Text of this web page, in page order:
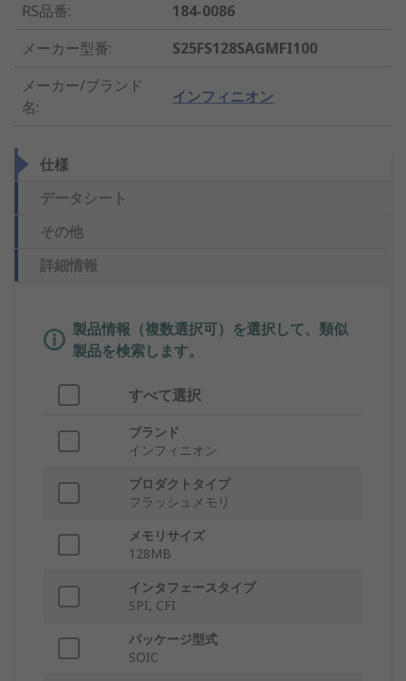
RS品番:
184-0086
メーカー型番:
S25FS128SAGMFI100
メーカー/ブランド
名:
インフィニオン
仕様
データシート
その他
詳細情報
製品情報（複数選択可）を選択して、類似
製品を検索します。
すべて選択
ブランド
インフィニオン
プロダクトタイプ
フラッシュメモリ
メモリサイズ
128MB
インタフェースタイプ
SPI, CFI
パッケージ型式
SOIC